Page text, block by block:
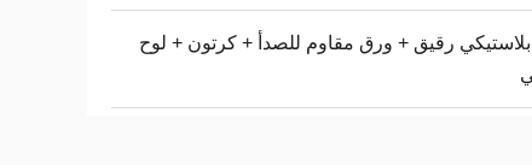
بلاستيكي رقيق + ورق مقاوم للصدأ + كرتون + لوح